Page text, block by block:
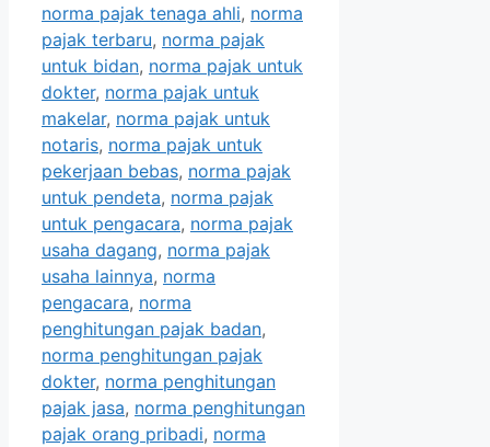
norma pajak tenaga ahli, norma
pajak terbaru, norma pajak
untuk bidan, norma pajak untuk
dokter, norma pajak untuk
makelar, norma pajak untuk
notaris, norma pajak untuk
pekerjaan bebas, norma pajak
untuk pendeta, norma pajak
untuk pengacara, norma pajak
usaha dagang, norma pajak
usaha lainnya, norma
pengacara, norma
penghitungan pajak badan,
norma penghitungan pajak
dokter, norma penghitungan
pajak jasa, norma penghitungan
pajak orang pribadi, norma